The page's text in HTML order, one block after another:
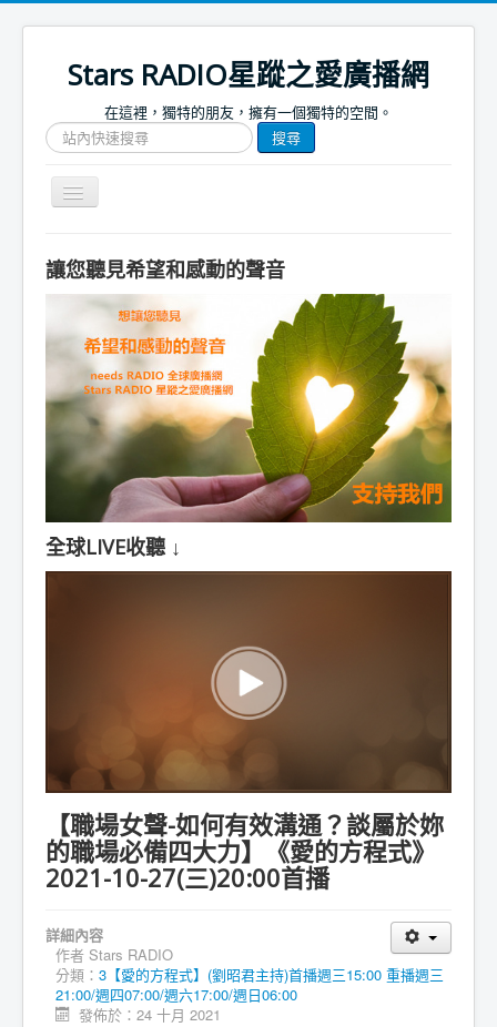
Stars RADIO星蹤之愛廣播網
在這裡，獨特的朋友，擁有一個獨特的空間。
搜
尋
網
文
搜尋
Toggle
Navigation
首頁
捐款支持
節目表
節目簡介
節目預告
讓您聽見希望和感動的聲音
全球LIVE收聽 ↓
【職場女聲-如何有效溝通？談屬於妳
的職場必備四大力】《愛的方程式》
2021-10-27(三)20:00首播
詳細內容
作者 Stars RADIO
分類： 3【愛的方程式】(劉昭君主持)首播週三15:00 重播週三
21:00/週四07:00/週六17:00/週日06:00
發佈於：24 十月 2021